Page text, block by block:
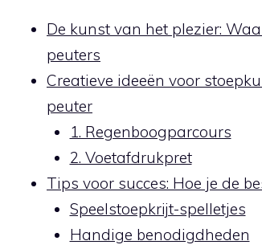
De kunst van het plezier:
peuters
Creatieve ideeën voor
peuter
1. Regenboogparcours
2. Voetafdrukpret
Tips voor succes: Hoe je de
Speelstoepkrijt-spelletjes
Handige benodigdheden